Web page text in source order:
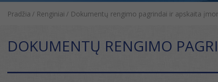
Pradžia / Renginiai / Dokumentų rengimo pagrindai ir apskaita
DOKUMENTŲ RENGIMO